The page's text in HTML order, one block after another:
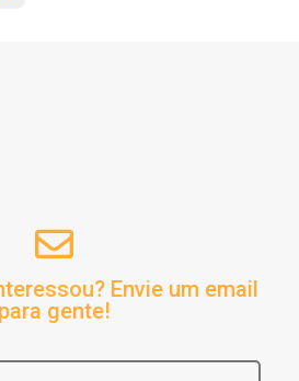
Envie um email
para gente!